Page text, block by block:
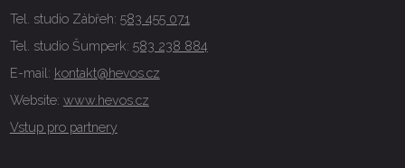
Tel. studio Zábřeh: 583 455 071
Tel. studio Šumperk: 583 238 884
E-mail: kontakt@hevos.cz
Website: www.hevos.cz
Vstup pro partnery